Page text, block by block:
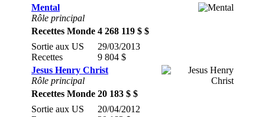
Mental
Rôle principal
Recettes Monde 4 268 119 $ $
Sortie aux US
Recettes
29/03/2013
9 804 $
Jesus Henry Christ
Rôle principal
Recettes Monde 20 183 $ $
Sortie aux US
20/04/2012